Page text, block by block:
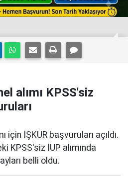
alımı KPSS'siz
için İŞKUR başvuruları açıldı.
KPSS'siz İUP alımında
belli oldu.